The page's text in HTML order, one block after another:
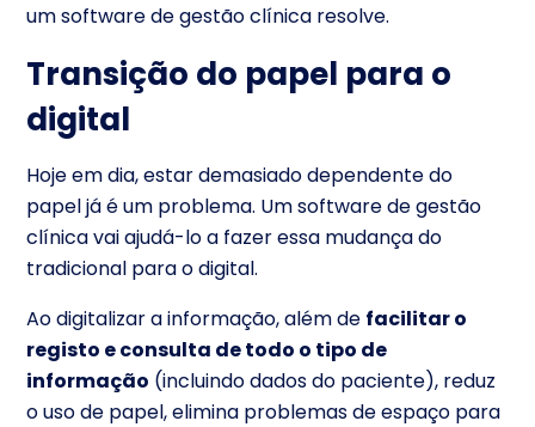
um software de gestão clínica resolve.
Transição do papel para o
digital
Hoje em dia, estar demasiado dependente do
papel já é um problema. Um software de gestão
clínica vai ajudá-lo a fazer essa mudança do
tradicional para o digital.
Ao digitalizar a informação, além de facilitar o
registo e consulta de todo o tipo de
informação (incluindo dados do paciente), reduz
o uso de papel, elimina problemas de espaço para